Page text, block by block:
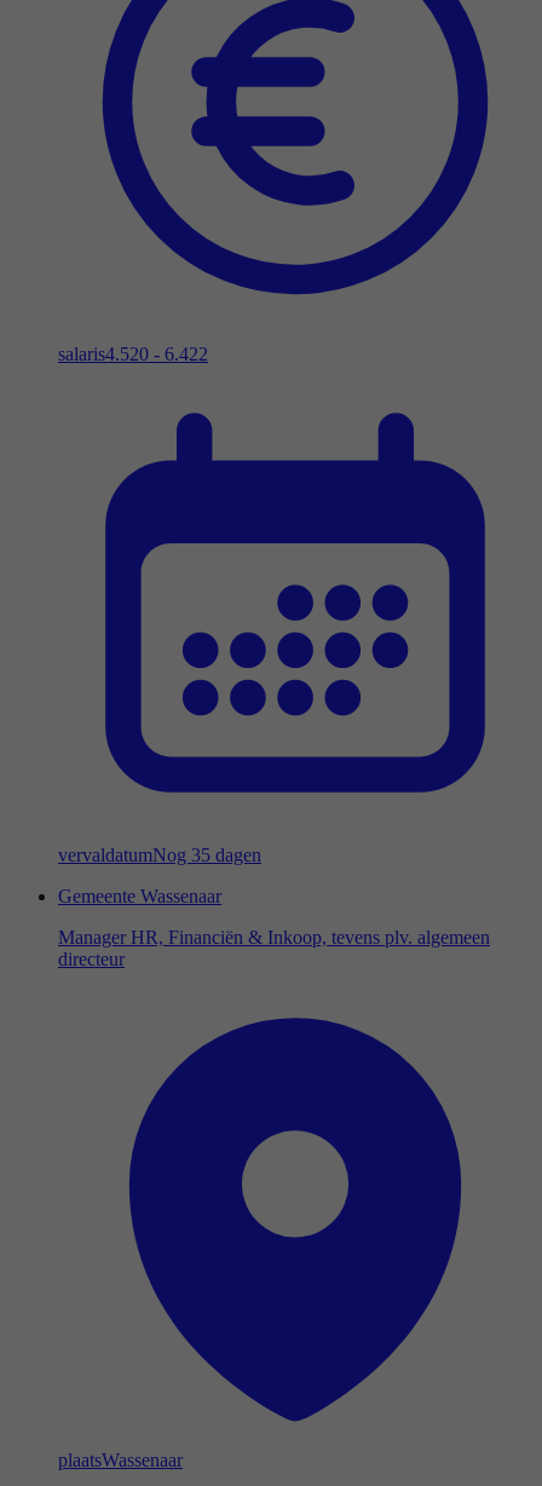
salaris4.520 - 6.422
vervaldatumNog 35 dagen
Gemeente Wassenaar
Manager HR, Financiën & Inkoop, tevens plv. algemeen
directeur
plaatsWassenaar